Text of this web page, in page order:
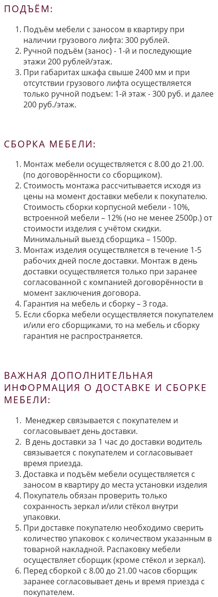
ПОДЪЁМ:
Подъём мебели с заносом в квартиру при
наличии грузового лифта: 300 рублей.
Ручной подъём (занос) - 1-й и последующие
этажи 200 рублей/этаж.
При габаритах шкафа свыше 2400 мм и при
отсутствии грузового лифта осуществляется
только ручной подъем: 1-й этаж - 300 руб. и далее
200 руб./этаж.
СБОРКА МЕБЕЛИ:
Монтаж мебели осуществляется с 8.00 до 21.00.
(по договорённости со сборщиком).
Стоимость монтажа рассчитывается исходя из
цены на момент доставки мебели к покупателю.
Стоимость сборки корпусной мебели - 10%,
встроенной мебели – 12% (но не менее 2500р.) от
стоимости изделия с учётом скидки.
Минимальный выезд сборщика – 1500р.
Монтаж изделия осуществляется в течение 1-5
рабочих дней после доставки. Монтаж в день
доставки осуществляется только при заранее
согласованной с компанией договорённости в
момент заключения договора.
Гарантия на мебель и сборку – 3 года.
Если сборка мебели осуществляется покупателем
и/или его сборщиками, то на мебель и сборку
гарантия не распространяется.
ВАЖНАЯ ДОПОЛНИТЕЛЬНАЯ
ИНФОРМАЦИЯ О ДОСТАВКЕ И СБОРКЕ
МЕБЕЛИ:
Менеджер связывается с покупателем и
согласовывает день доставки.
В день доставки за 1 час до доставки водитель
связывается с покупателем и согласовывает
время приезда.
Доставка и подъём мебели осуществляется с
заносом в квартиру до места установки изделия
Покупатель обязан проверить только
сохранность зеркал и/или стёкол внутри
упаковки.
При доставке покупателю необходимо сверить
количество упаковок с количеством указанным в
товарной накладной. Распаковку мебели
осуществляет сборщик (кроме стёкол и зеркал).
Перед сборкой с 8.00 до 21.00 часов сборщик
заранее согласовывает день и время приезда с
покупателем.